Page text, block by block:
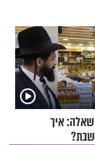
איך